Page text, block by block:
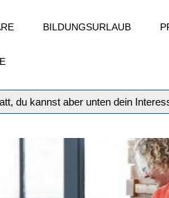
BILDUNGSURLAUB
du kannst aber unten dein